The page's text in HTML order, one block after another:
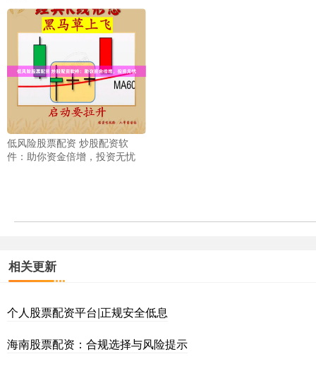
低风险股票配资 炒股配资软
件：助你资金倍增，投资无忧
相关更新
个人股票配资平台|正规安全低息
海南股票配资：合规选择与风险提示